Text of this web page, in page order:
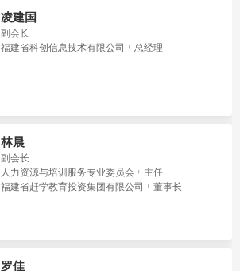
凌建国
副会长
福建省科创信息技术有限公司
总经理
林晨
副会长
人力资源与培训服务专业委员会
主任
福建省赶学教育投资集团有限公司
董事长
罗佳